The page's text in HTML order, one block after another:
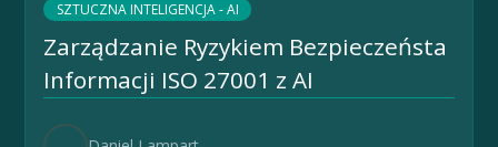
SZTUCZNA INTELIGENCJA - AI
Zarządzanie Ryzykiem Bezpieczeństa
Informacji ISO 27001 z AI